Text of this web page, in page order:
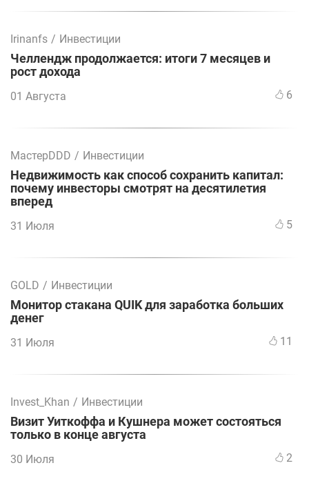
Irinanfs / Инвестиции
Челлендж продолжается: итоги 7 месяцев и
рост дохода
01 Августа 6
МастерDDD / Инвестиции
Недвижимость как способ сохранить капитал:
почему инвесторы смотрят на десятилетия
вперед
31 Июля 5
GOLD / Инвестиции
Монитор стакана QUIK для заработка больших
денег
31 Июля 11
Invest_Khan / Инвестиции
Визит Уиткоффа и Кушнера может состояться
только в конце августа
30 Июля 2